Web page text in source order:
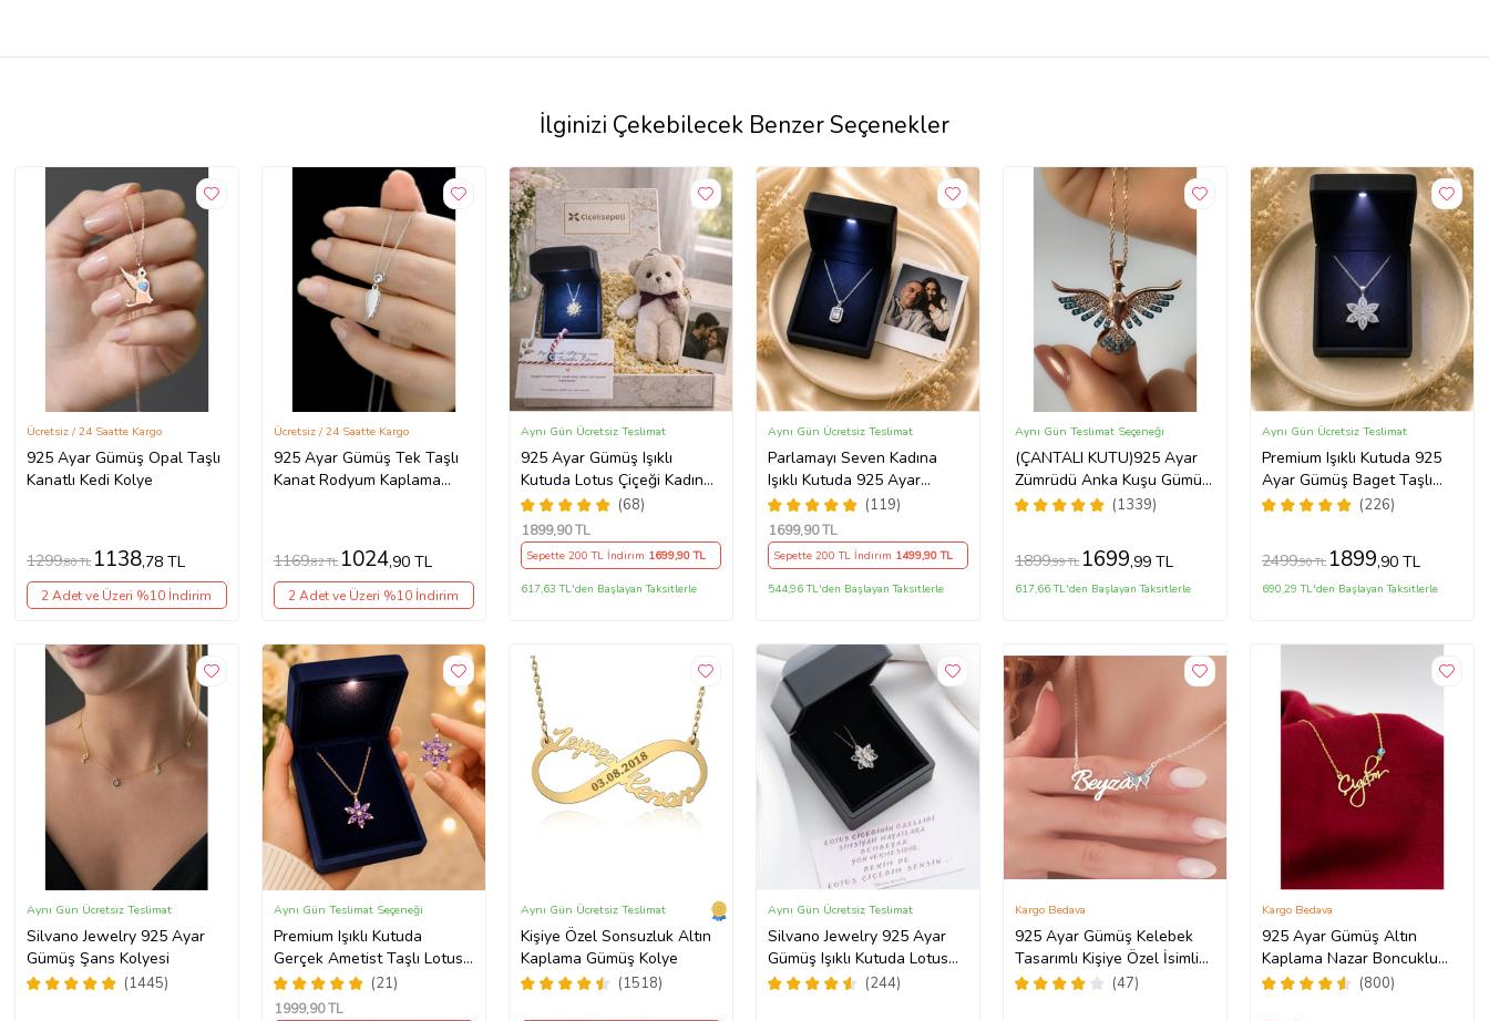
İlginizi Çekebilecek Benzer Seçenekler
925 Ayar Gümüş Opal Taşlı
Kanatlı Kedi Kolye
Ücretsiz / 24 Saatte Kargo
1299,80 TL 1138,78 TL
2 Adet ve Üzeri %10 İndirim
925 Ayar Gümüş Tek Taşlı
Kanat Rodyum Kaplama
Ücretsiz / 24 Saatte Kargo
1169,82 TL 1024,90 TL
2 Adet ve Üzeri %10 İndirim
925 Ayar Gümüş Işıklı
Kutuda Lotus Çiçeği Kadın
Kolye , Peluş Ayıcık
Anahtarlık Marteniçka
Bileklik, Polaroid Fotoğraf
Hediye
(68)
Aynı Gün Ücretsiz Teslimat
1899,90 TL
Sepette 200 TL İndirim 1699,90 TL
617,63 TL'den Başlayan Taksitlerle
Parlamayı Seven Kadına
Işıklı Kutuda 925 Ayar
Gümüş Baget Kolye - Kişiye
Özel Fotoğraf Hediye
(119)
Aynı Gün Ücretsiz Teslimat
1699,90 TL
Sepette 200 TL İndirim 1499,90 TL
544,96 TL'den Başlayan Taksitlerle
(ÇANTALI KUTU)925 Ayar
Zümrüdü Anka Kuşu Gümüş
Kadın Kolye - MAVİ
(1339)
Aynı Gün Teslimat Seçeneği
1899,99 TL 1699,99 TL
617,66 TL'den Başlayan Taksitlerle
Premium Işıklı Kutuda 925
Ayar Gümüş Baget Taşlı
Lotus Çiçeği Kolye
(226)
Aynı Gün Ücretsiz Teslimat
2499,90 TL 1899,90 TL
690,29 TL'den Başlayan Taksitlerle
Silvano Jewelry 925 Ayar
Gümüş Şans Kolyesi
(1445)
Aynı Gün Ücretsiz Teslimat
Premium Işıklı Kutuda
Gerçek Ametist Taşlı Lotus
Kolye – 925 Ayar Gümüş
Kadın Kolye
(21)
Aynı Gün Teslimat Seçeneği
1999,90 TL
Kişiye Özel Sonsuzluk Altın
Kaplama Gümüş Kolye
(1518)
Aynı Gün Ücretsiz Teslimat
Silvano Jewelry 925 Ayar
Gümüş Işıklı Kutuda Lotus
Kolye
(244)
Aynı Gün Ücretsiz Teslimat
925 Ayar Gümüş Kelebek
Tasarımlı Kişiye Özel İsimli
Kadın Kolye Anneye
(47)
Kargo Bedava
925 Ayar Gümüş Altın
Kaplama Nazar Boncuklu
Kişiye Özel El Yazılı Kolye
(800)
Kargo Bedava